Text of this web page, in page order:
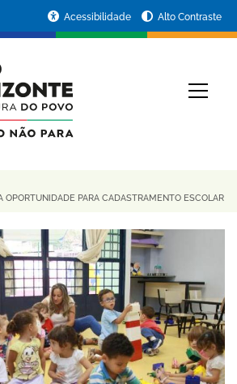
Acessibilidade Alto Contraste
OPORTUNIDADE PARA CADASTRAMENTO ESCOLAR